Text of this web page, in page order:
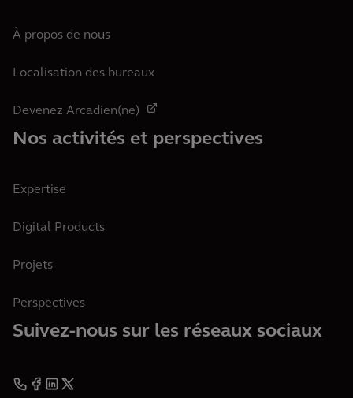
À propos de nous
Localisation des bureaux
Devenez Arcadien(ne)
Nos activités et perspectives
Expertise
Digital Products
Projets
Perspectives
Suivez-nous sur les réseaux sociaux